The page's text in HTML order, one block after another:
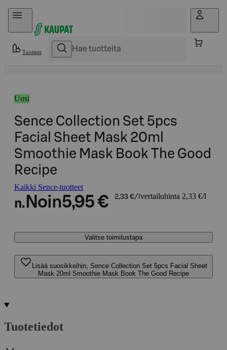
Hyppää sisältöön
Tuotteet
Uusi
Sence Collection Set 5pcs
Facial Sheet Mask 20ml
Smoothie Mask Book The Good
Recipe
Kaikki Sence-tuotteet
n. Noin5,95 € 2,33 €/l vertailuhinta 2,33 €/l
Valitse toimitustapa
Lisää suosikkeihin, Sence Collection Set 5pcs Facial Sheet
Mask 20ml Smoothie Mask Book The Good Recipe
Tuotetiedot